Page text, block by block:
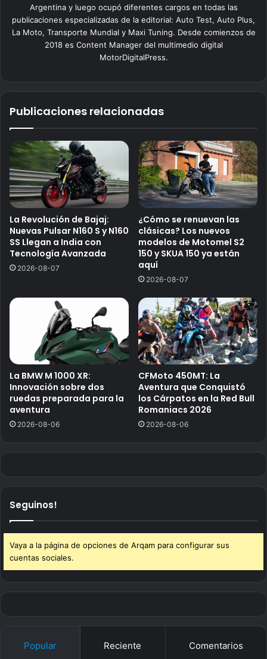
Argentina y luego ocupó diferentes cargos en todas las
publicaciones especializadas de la editorial: Auto Test, Auto Plus,
La Moto, Transporte Mundial y Maxi Tuning. Desde comienzos de
2018 es Content Manager del multimedio digital
MotorDigitalPress.
Publicaciones relacionadas
La Revolución de Bajaj:
Nuevas Pulsar N160 S y N160
SS Llegan a India con
Tecnología Avanzada
2026-08-07
¿Cómo se renuevan las
clásicas? Los nuevos
modelos de Motomel S2
150 y SKUA 150 ya están
aquí
2026-08-07
La BMW M 1000 XR:
Innovación sobre dos
ruedas preparada para la
aventura
2026-08-06
CFMoto 450MT: La
Aventura que Conquistó
los Cárpatos en la Red Bull
Romaniacs 2026
2026-08-06
Seguinos!
Vaya a la página de opciones de Arqam para configurar sus
cuentas sociales.
Popular Reciente Comentarios